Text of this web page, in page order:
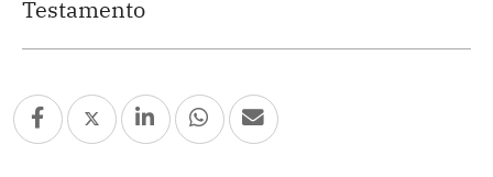
Testamento